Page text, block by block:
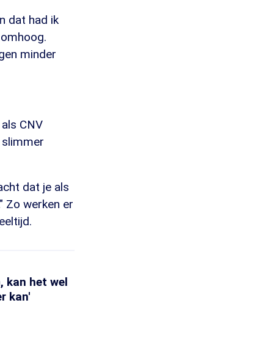
dat had ik
minder
CNV
dat je als
Zo werken er
kan het wel
kan'